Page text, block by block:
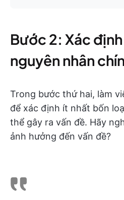
Bước 2: Xác
nguyên nhân
Trong bước thứ hai, làm
để xác định ít nhất bốn
thể gây ra vấn đề. Hãy
ảnh hưởng đến vấn đề?